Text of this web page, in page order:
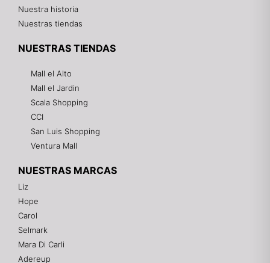
Nuestra historia
Nuestras tiendas
NUESTRAS TIENDAS
Mall el Alto
Mall el Jardin
Scala Shopping
CCI
San Luis Shopping
Ventura Mall
NUESTRAS MARCAS
Liz
Hope
Carol
Selmark
Mara Di Carli
Adereup
¡Hola! 👋